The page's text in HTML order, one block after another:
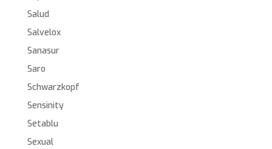
Salud
Salvelox
Sanasur
Saro
Schwarzkopf
Sensinity
Setablu
Sexual